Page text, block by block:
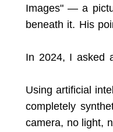
Images" — a
beneath it. His
In 2024, I asked
Using artificial
completely
camera, no light,